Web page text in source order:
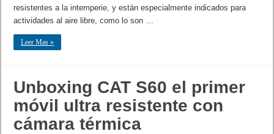
resistentes a la intemperie, y están especialmente indicados para
actividades al aire libre, como lo son …
Leer Mas »
Unboxing CAT S60 el primer
móvil ultra resistente con
cámara térmica